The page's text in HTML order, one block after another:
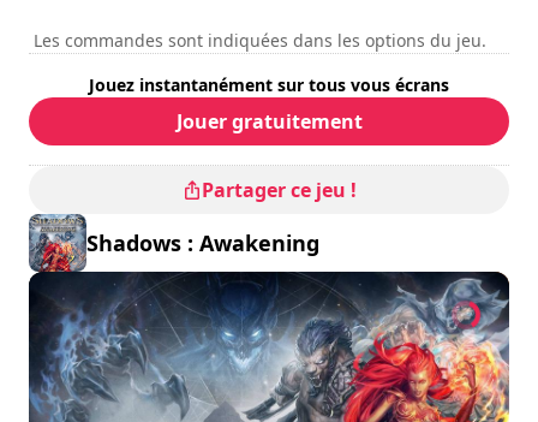
Les commandes sont indiquées dans les options du jeu.
Jouez instantanément sur tous vous écrans
Jouer gratuitement
Partager ce jeu !
Shadows : Awakening